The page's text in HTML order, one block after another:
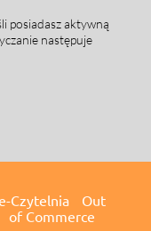
posiadasz aktywną
następuje
Czytelnia Out
of Commerce